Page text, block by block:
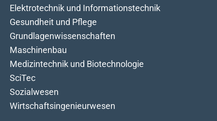
Elektrotechnik und Informationstechnik
Gesundheit und Pflege
Grundlagenwissenschaften
Maschinenbau
Medizintechnik und Biotechnologie
SciTec
Sozialwesen
Wirtschaftsingenieurwesen